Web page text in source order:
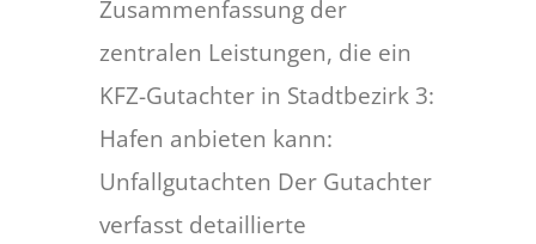
Zusammenfassung der
zentralen Leistungen, die ein
KFZ-Gutachter in Stadtbezirk 3:
Hafen anbieten kann:
Unfallgutachten Der Gutachter
verfasst detaillierte